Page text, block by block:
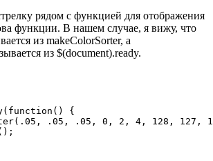
рядом с функцией для отображения
функции. В нашем случае, я вижу, что
из makeColorSorter, а
из $(document).ready.
{
.05, .05, 0, 2, 4, 128, 127,